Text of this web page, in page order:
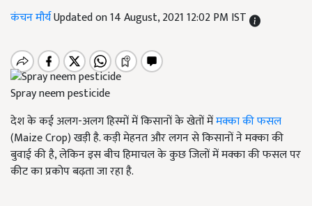
कंचन मौर्यUpdated on 14 August, 2021 12:02 PM IST
Spray neem pesticide
देश के कई अलग-अलग हिस्मों में किसानों के खेतों मेंमक्का की फसल
(Maize Crop) खड़ी है. कड़ी मेहनत और लगन से किसानों ने मक्का की
बुवाई की है, लेकिन इस बीच हिमाचल के कुछ जिलों में मक्का की फसल पर
कीट का प्रकोप बढ़ता जा रहा है.